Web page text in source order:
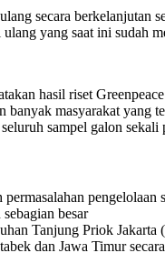
secara
yang saat ini sudah
hasil riset
banyak masyarakat
sampel galon
besar
Tanjung Priok
dan Jawa Timur